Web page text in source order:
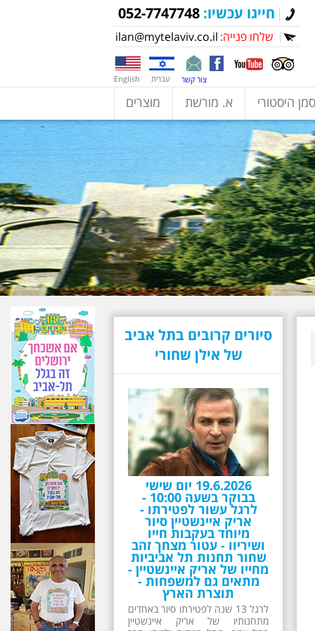
חייגו עכשיו: 052-7747748
שלחו פנייה: ilan@mytelaviv.co.il
English עברית צור קשר
סמן היסטורי א. מורשת מוצרים
סיורים קרובים בתל אביב
של אילן שחורי
19.6.2026 יום שישי
לרגל עשור לפטירתו -
אריק איינשטיין סיור
מיוחד בעקבות חייו
ושיריוו - עטור מצחך זהב
שחור תחנות תל אביביות
מחייו של אריק איינשטיין -
מתאים גם למשפחות -
תוצרת הארץ
לרגל 13 שנה לפטירתו סיור באחדים
מתחנותיו של אריק איינשטיין
בתל-אביב. החל ממקום ילדותו, דרך
המקומות שהזכיר בשיריו. מקום
עליהם חלם והתגעגע. נתחיל מבית
הולדתו ברחוב גורדון. נשמע אחדים
משיריו של אריק איינשטיין ונסיים את
הסיור ליד קברו בבית הקברות
טרומפלדור. תוצרת הארץ